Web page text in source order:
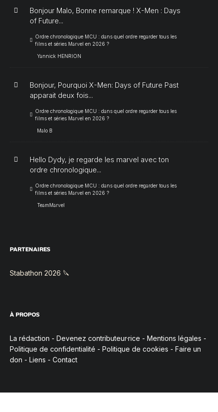
Bonjour Malo, Bonne remarque ! X-Men : Days
of Future...
Ordre chronologique MCU : dans quel ordre regarder tous les
films et séries Marvel en 2026 ?
Yannick HENRION
Bonjour, Pourquoi X-Men: Days of Future Past
apparait deux fois...
Ordre chronologique MCU : dans quel ordre regarder tous les
films et séries Marvel en 2026 ?
Malo B
Hello Dydy, je regarde les marvel avec ton
ordre chronologique...
Ordre chronologique MCU : dans quel ordre regarder tous les
films et séries Marvel en 2026 ?
TeamMarvel
PARTENAIRES
Stabathon 2026 🔪
À PROPOS
La rédaction - Devenez contributeur·rice - Mentions légales -
Politique de confidentialité - Politique de cookies - Faire un
don - Liens - Contact